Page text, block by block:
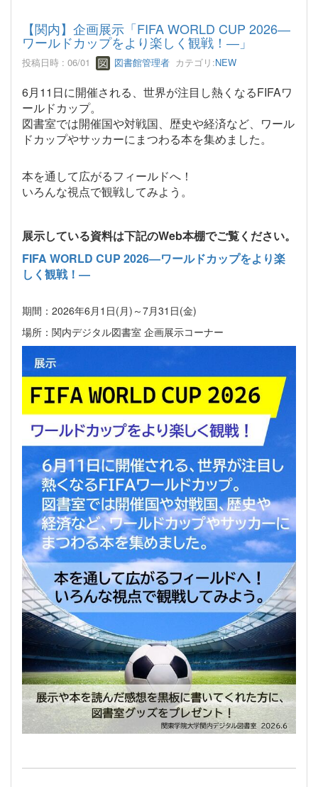
【関内】企画展示「FIFA WORLD CUP 2026―
ワールドカップをより楽しく観戦！―」
投稿日時 : 06/01 図書館管理者 カテゴリ:NEW
6月11日に開催される、世界が注目し熱くなるFIFAワ
ールドカップ。
図書室では開催国や対戦国、歴史や経済など、ワール
ドカップやサッカーにまつわる本を集めました。
本を通して広がるフィールドへ！
いろんな視点で観戦してみよう。
展示している資料は下記のWeb本棚でご覧ください。
FIFA WORLD CUP 2026―ワールドカップをより楽
しく観戦！―
期間：2026年6月1日(月)～7月31日(金)
場所：関内デジタル図書室 企画展示コーナー